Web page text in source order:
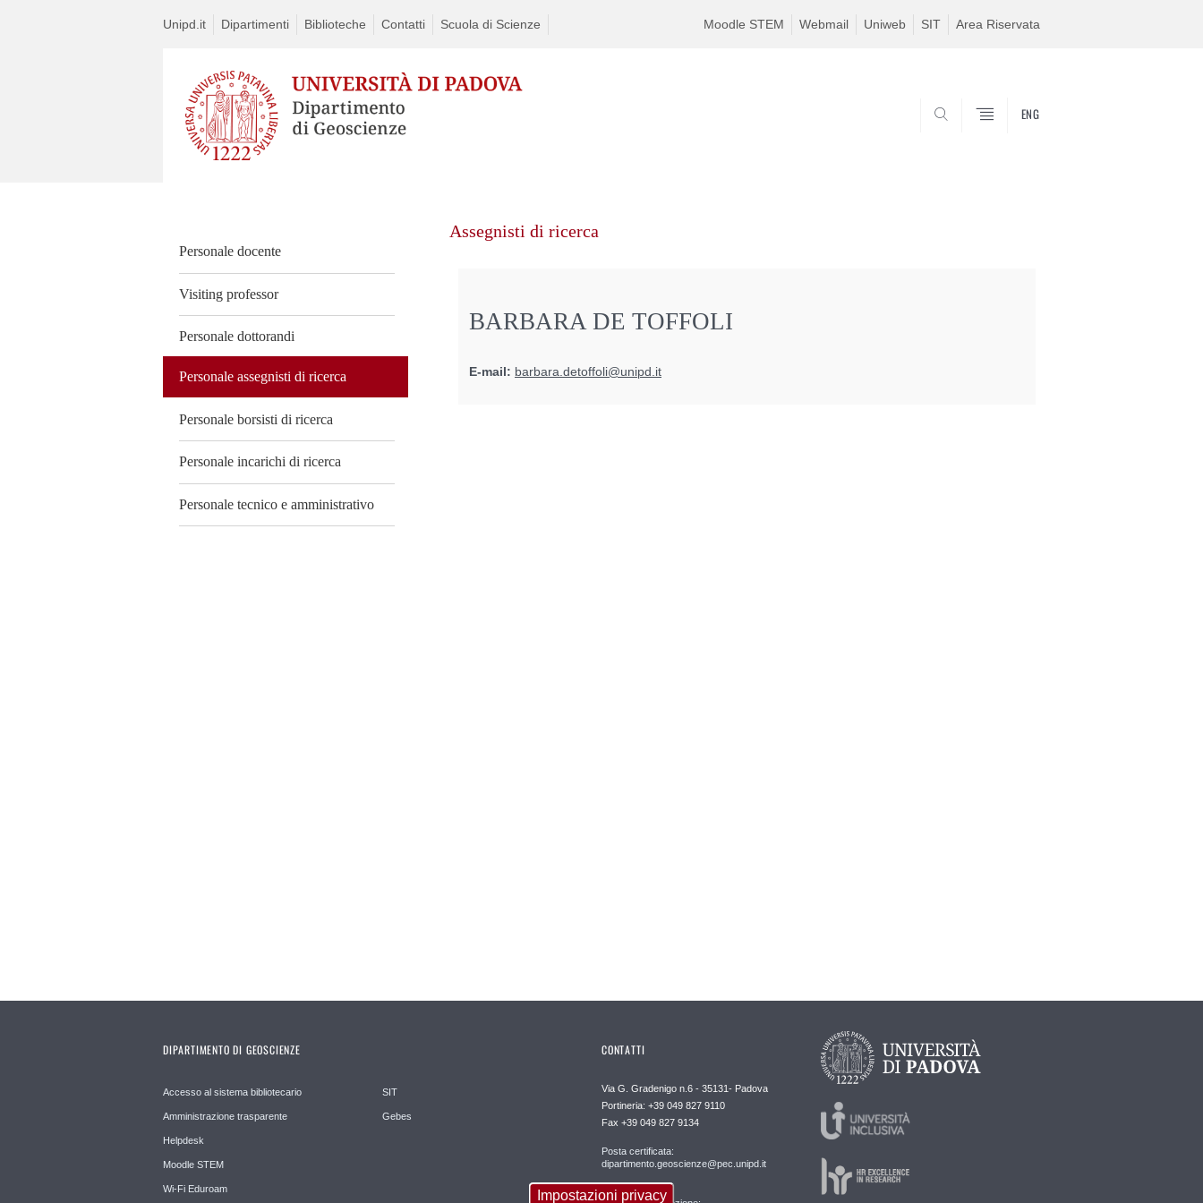
Unipd.it Dipartimenti Biblioteche Contatti Scuola di Scienze Moodle STEM Webmail Uniweb SIT Area Riservata
ENG
Personale docente
Visiting professor
Personale dottorandi
Personale assegnisti di ricerca
Personale borsisti di ricerca
Personale incarichi di ricerca
Personale tecnico e amministrativo
Assegnisti di ricerca
BARBARA DE TOFFOLI
E-mail: barbara.detoffoli@unipd.it
DIPARTIMENTO DI GEOSCIENZE
Accesso al sistema bibliotecario
Amministrazione trasparente
Helpdesk
Moodle STEM
Wi-Fi Eduroam
SIT
Gebes
CONTATTI
Via G. Gradenigo n.6 - 35131- Padova
Portineria: +39 049 827 9110
Fax +39 049 827 9134
Posta certificata:
dipartimento.geoscienze@pec.unipd.it
Impostazioni privacy